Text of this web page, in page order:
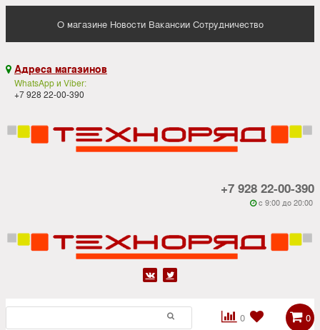
О магазине Новости Вакансии Сотрудничество
 Адреса магазинов
WhatsApp и Viber:
+7 928 22-00-390
+7 928 22-00-390
 c 9:00 до 20:00
 
0

 0